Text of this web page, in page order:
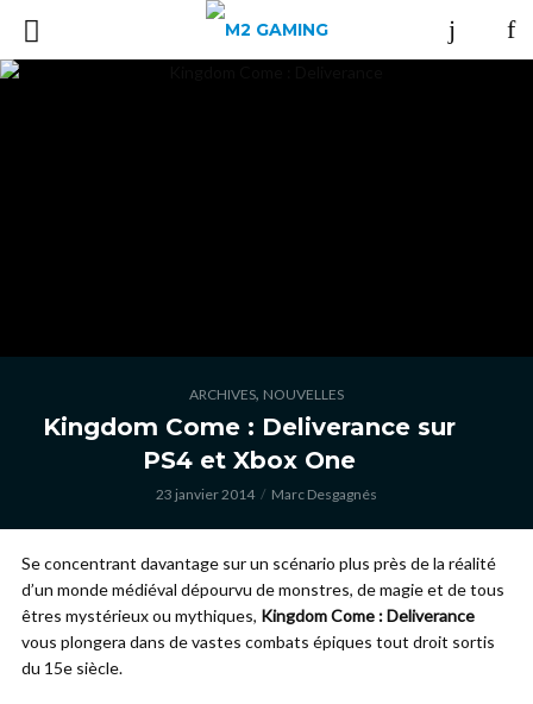
ARCHIVES, NOUVELLES
Kingdom Come : Deliverance sur
PS4 et Xbox One
23 janvier 2014 Marc Desgagnés
Se concentrant davantage sur un scénario plus près de la réalité
d’un monde médiéval dépourvu de monstres, de magie et de tous
êtres mystérieux ou mythiques, Kingdom Come : Deliverance
vous plongera dans de vastes combats épiques tout droit sortis
du 15e siècle.